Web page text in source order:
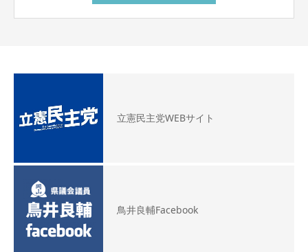
立憲民主党WEBサイト
鳥井良輔Facebook